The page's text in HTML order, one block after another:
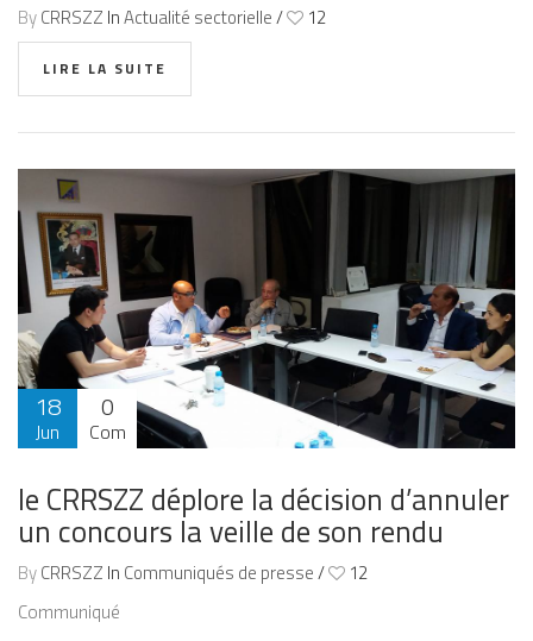
ByCRRSZZ InActualité sectorielle/ 12
LIRE LA SUITE
18
Jun
2016
0
Com
le CRRSZZ déplore la décision d’annuler
un concours la veille de son rendu
ByCRRSZZ In Communiqués de presse/ 12
Communiqué